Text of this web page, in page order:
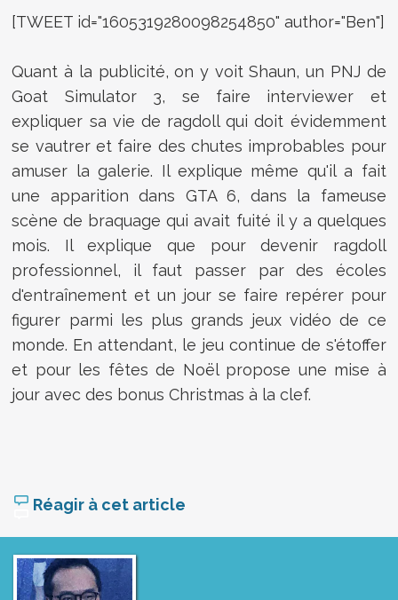
[TWEET id="1605319280098254850" author="Ben"]
Quant à la publicité, on y voit Shaun, un PNJ de
Goat Simulator 3, se faire interviewer et
expliquer sa vie de ragdoll qui doit évidemment
se vautrer et faire des chutes improbables pour
amuser la galerie. Il explique même qu'il a fait
une apparition dans GTA 6, dans la fameuse
scène de braquage qui avait fuité il y a quelques
mois. Il explique que pour devenir ragdoll
professionnel, il faut passer par des écoles
d'entraînement et un jour se faire repérer pour
figurer parmi les plus grands jeux vidéo de ce
monde. En attendant, le jeu continue de s'étoffer
et pour les fêtes de Noël propose une mise à
jour avec des bonus Christmas à la clef.
Réagir à cet article